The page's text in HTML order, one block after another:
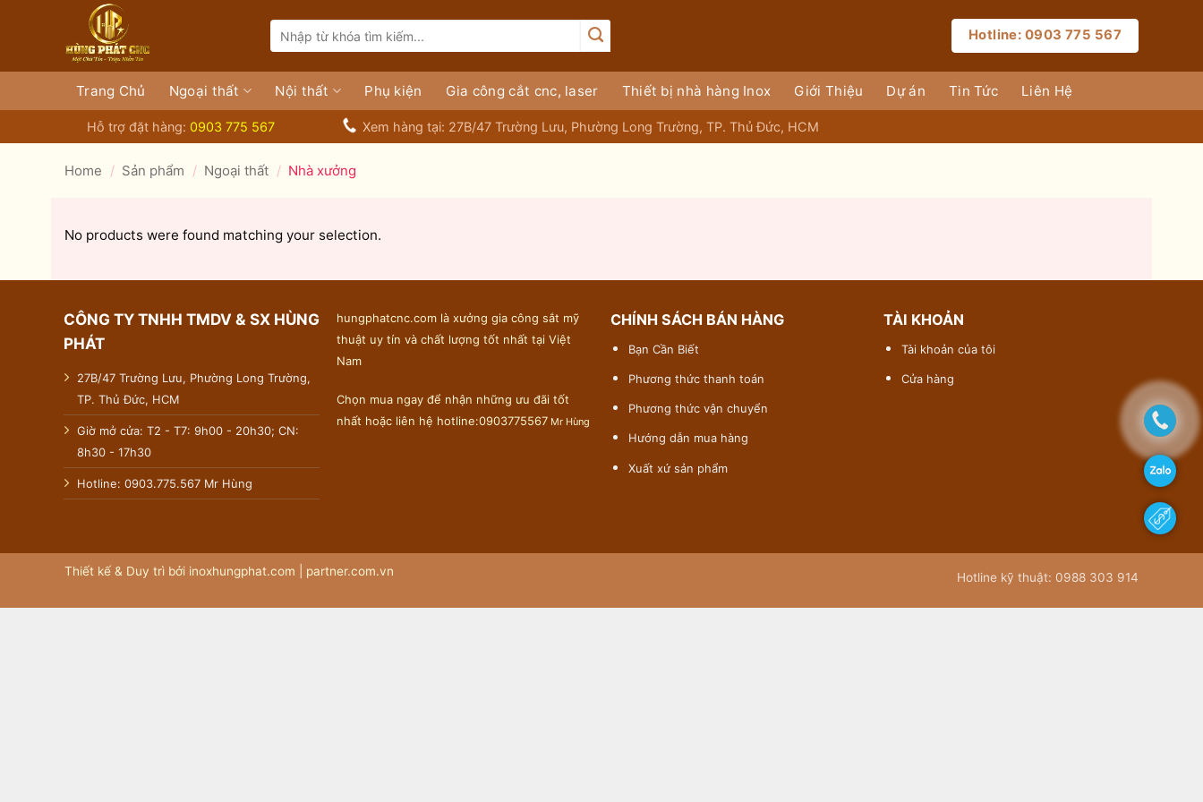
dung
for:
Hotline: 0903 775 567
Trang Chủ Ngoại thất Nội thất Phụ kiện Gia công cắt cnc, laser Thiết bị nhà hàng Inox Giới Thiệu Dự án Tin Tức Liên Hệ
Hỗ trợ đặt hàng: 0903 775 567 Xem hàng tại: 27B/47 Trường Lưu, Phường Long Trường, TP. Thủ Đức, HCM
Home / Sản phẩm / Ngoại thất / Nhà xưởng
No products were found matching your selection.
CÔNG TY TNHH TMDV & SX HÙNG
PHÁT
27B/47 Trường Lưu, Phường Long Trường,
TP. Thủ Đức, HCM
Giờ mở cửa: T2 - T7: 9h00 - 20h30; CN:
8h30 - 17h30
Hotline: 0903.775.567 Mr Hùng
hungphatcnc.com là xưởng gia công sắt mỹ
thuật uy tín và chất lượng tốt nhất tại Việt
Nam
Chọn mua ngay để nhận những ưu đãi tốt
nhất hoặc liên hệ hotline:0903775567 Mr Hùng
CHÍNH SÁCH BÁN HÀNG
Bạn Cần Biết
Phương thức thanh toán
Phương thức vận chuyển
Hướng dẫn mua hàng
Xuất xứ sản phẩm
TÀI KHOẢN
Tài khoản của tôi
Cửa hàng
Hotline kỹ thuật: 0988 303 914
Thiết kế & Duy trì bởi inoxhungphat.com | partner.com.vn